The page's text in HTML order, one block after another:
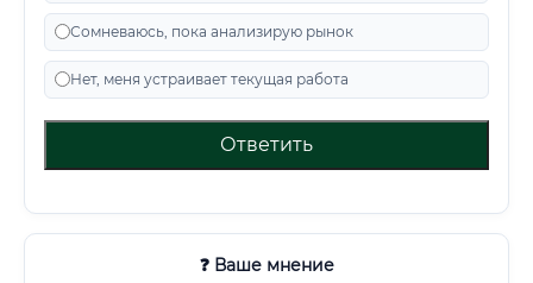
Сомневаюсь, пока анализирую рынок
Нет, меня устраивает текущая работа
Ответить
❓ Ваше мнение